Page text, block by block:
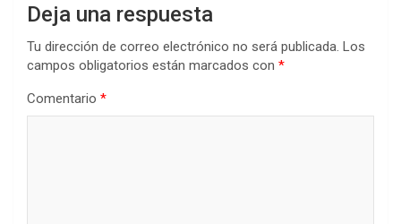
Deja una respuesta
Tu dirección de correo electrónico no será publicada. Los
campos obligatorios están marcados con *
Comentario *